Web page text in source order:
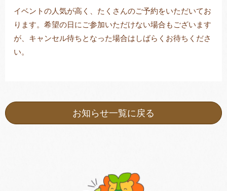
イベントの人気が高く、たくさんのご予約をいただいてお
ります。希望の日にご参加いただけない場合もございます
が、キャンセル待ちとなった場合はしばらくお待ちくださ
い。
お知らせ一覧に戻る